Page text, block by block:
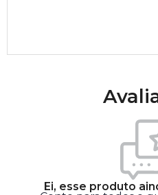
Ei, esse produto